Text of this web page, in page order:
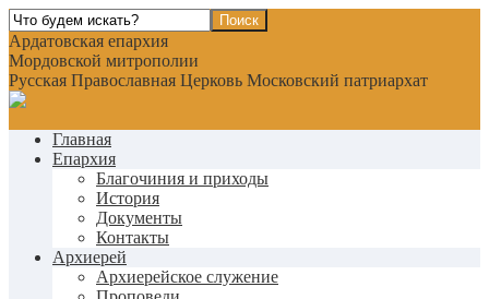
Ардатовская епархия
Мордовской митрополии
Русская Православная Церковь Московский патриархат
Главная
Епархия
Благочиния и приходы
История
Документы
Контакты
Архиерей
Архиерейское служение